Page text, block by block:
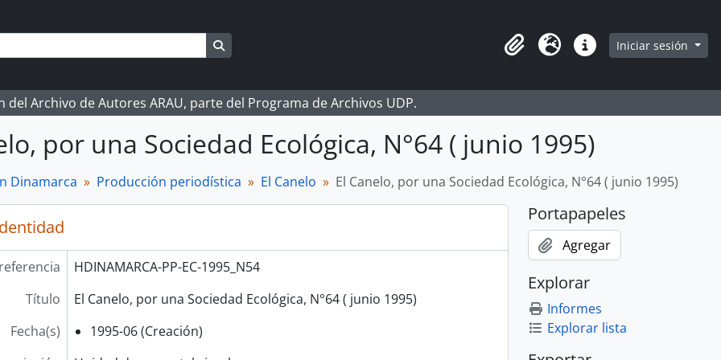
Portapapeles
Idioma Enlaces rápidos
Iniciar sesión
Archivo de Autores ARAU, parte del Programa de Archivos UDP.
por una Sociedad Ecológica, N°64 ( junio 1995)
Dinamarca Producción periodística El Canelo El Canelo, por una Sociedad Ecológica, N°64 ( junio 1995)
HDINAMARCA-PP-EC-1995_N54
Título
El Canelo, por una Sociedad Ecológica, N°64 ( junio 1995)
Fecha(s)
1995-06 (Creación)
Portapapeles
Agregar
Explorar
Informes
Explorar lista